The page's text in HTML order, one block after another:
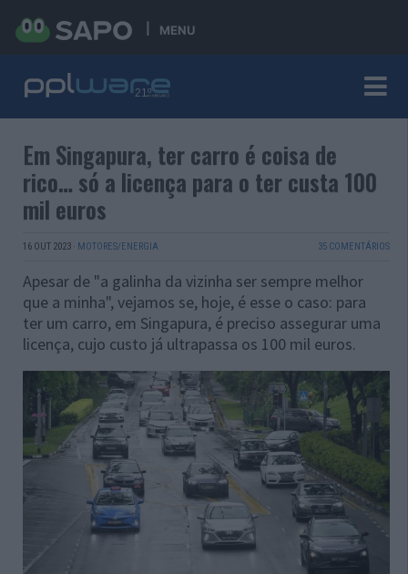
MENU
Em Singapura, ter carro é coisa de
rico… só a licença para o ter custa 100
mil euros
16 OUT 2023 · MOTORES/ENERGIA 35 COMENTÁRIOS
Apesar de "a galinha da vizinha ser sempre melhor
que a minha", vejamos se, hoje, é esse o caso: para
ter um carro, em Singapura, é preciso assegurar uma
licença, cujo custo já ultrapassa os 100 mil euros.